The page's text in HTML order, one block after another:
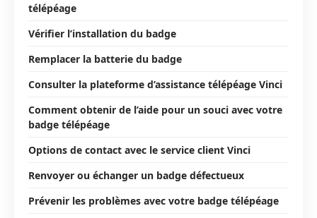
télépéage
Vérifier l’installation du badge
Remplacer la batterie du badge
Consulter la plateforme d’assistance télépéage Vinci
Comment obtenir de l’aide pour un souci avec votre
badge télépéage
Options de contact avec le service client Vinci
Renvoyer ou échanger un badge défectueux
Prévenir les problèmes avec votre badge télépéage